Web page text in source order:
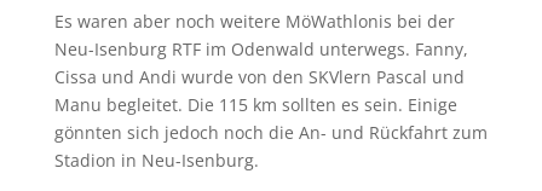
Es waren aber noch weitere MöWathlonis bei der
Neu-Isenburg RTF im Odenwald unterwegs. Fanny,
Cissa und Andi wurde von den SKVlern Pascal und
Manu begleitet. Die 115 km sollten es sein. Einige
gönnten sich jedoch noch die An- und Rückfahrt zum
Stadion in Neu-Isenburg.